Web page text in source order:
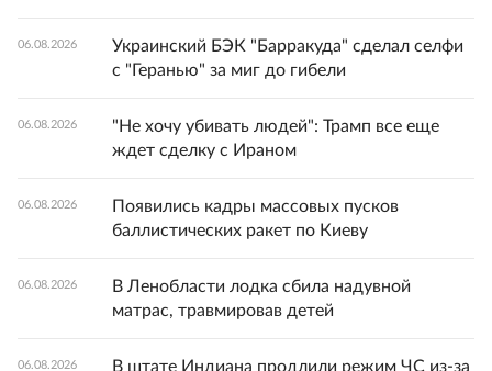
06.08.2026
Украинский БЭК "Барракуда" сделал селфи
с "Геранью" за миг до гибели
06.08.2026
"Не хочу убивать людей": Трамп все еще
ждет сделку с Ираном
06.08.2026
Появились кадры массовых пусков
баллистических ракет по Киеву
06.08.2026
В Ленобласти лодка сбила надувной
матрас, травмировав детей
06.08.2026
В штате Индиана продлили режим ЧС из-за